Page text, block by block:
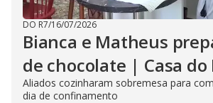
DO R7/16/07/2026
Bianca e Matheus
de chocolate | Casa do
Aliados cozinharam sobremesa para
dia de confinamento